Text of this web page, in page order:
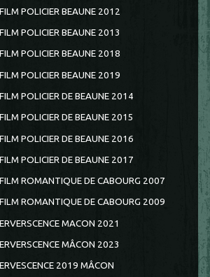
POLICIER BEAUNE 2012
POLICIER BEAUNE 2013
POLICIER BEAUNE 2018
POLICIER BEAUNE 2019
POLICIER DE BEAUNE 2014
POLICIER DE BEAUNE 2015
POLICIER DE BEAUNE 2016
POLICIER DE BEAUNE 2017
ROMANTIQUE DE CABOURG 2007
ROMANTIQUE DE CABOURG 2009
MACON 2021
MÂCON 2023
2019 MÂCON